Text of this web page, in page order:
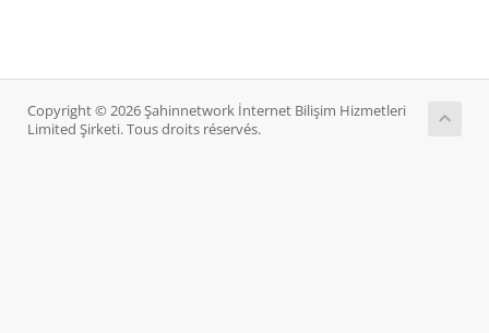
Copyright © 2026 Şahinnetwork İnternet Bilişim Hizmetleri
Limited Şirketi. Tous droits réservés.